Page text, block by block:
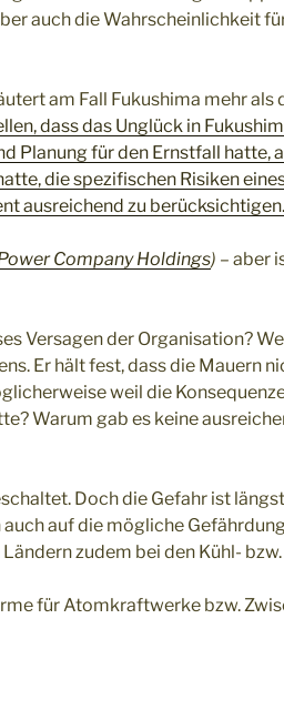
auch die Wahrscheinlichkeit
am Fall Fukushima mehr als
dass das Unglück in
Planung für den Ernstfall hatte,
die spezifischen Risiken
ausreichend zu berücksichtigen.
Company Holdings) – aber
Versagen der Organisation?
Er hält fest, dass die Mauern
weil die
Warum gab es keine
Doch die Gefahr ist
auf die mögliche
zudem bei den Kühl-
für Atomkraftwerke bzw.